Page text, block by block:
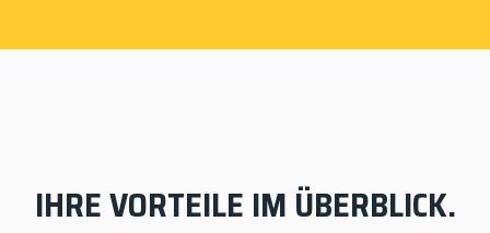
IHRE VORTEILE IM ÜBERBLICK.